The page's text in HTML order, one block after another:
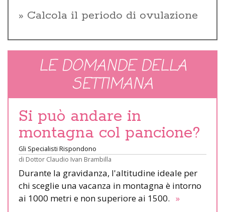
Calcola il periodo di ovulazione
LE DOMANDE DELLA
SETTIMANA
Si può andare in
montagna col pancione?
Gli Specialisti Rispondono
di Dottor Claudio Ivan Brambilla
Durante la gravidanza, l'altitudine ideale per
chi sceglie una vacanza in montagna è intorno
ai 1000 metri e non superiore ai 1500. »